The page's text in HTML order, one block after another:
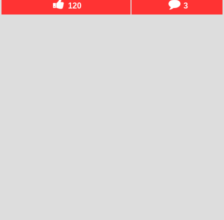
120 3